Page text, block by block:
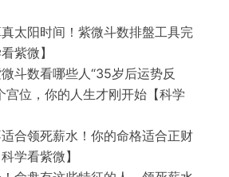
太阳时间！紫微斗数排盤工具完
紫微】
斗数看哪些人“35岁后运势反
宫位，你的人生才刚开始【科学
合领死薪水！你的命格适合正财
学看紫微】